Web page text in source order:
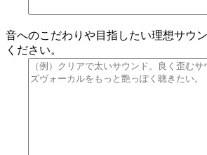
音へのこだわりや目指したい理想サウ
ください。